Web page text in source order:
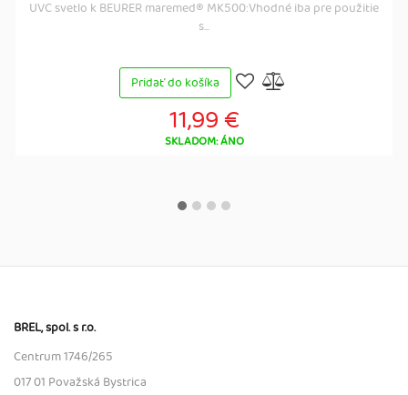
UVC svetlo k BEURER maremed® MK500:Vhodné iba pre použitie
s...
Pridať do košíka
11,99 €
SKLADOM: ÁNO
BREL, spol. s r.o.
Centrum 1746/265
017 01 Považská Bystrica